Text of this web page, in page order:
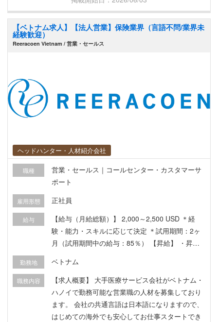
ate / SME Banking）】 ・企業向け融資提案 ・キ
ャッシュマネジメントサービス提案 ・外為取引お
よび貿易金融サポート ・経営者や財務責任者との
リレーション構築 ・中小企業向け金融ソリューシ
保険商品の提案 ・資産形成サポート 【フィールド
【ベトナム求人】【法人営業】保険業界（言語不問/業界未
経験歓迎）
Reeracoen Vietnam / 営業・セールス
ヘッドハンター・人材紹介会社
職種
営業・セールス｜コールセンター・カスタマーサ
ポート
雇用形態 正社員
給与
【給与（月給総額）】 2,000～2,500 USD ＊経
験・能力・スキルに応じて決定 ＊試用期間：2ヶ
月（試用期間中の給与：85％） 【昇給】 ・昇給
（正社員：1年目 100USD/月、2年目 200 USD/
月） ・出張手当 【福利厚生】 ・有給制度あり
（入社月から12月まで月に一日の割合で付与） ・
VISA、WP取得は会社サポート ・社会保険制度 ・
海外医療保険 ・ハノイへの渡航後、自宅を決める
勤務地 ベトナム
職務内容
【求人概要】 大手医療サービス会社がベトナム・
ハノイで勤務可能な営業職の人材を募集しており
ます。 会社の共通言語は日本語になりますので、
はじめての海外でも安心してお仕事スタートでき